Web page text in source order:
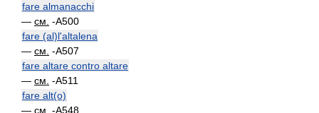
fare almanacchi
— см. -A500
fare (al)l'altalena
— см. -A507
fare altare contro altare
— см. -A511
fare alt(o)
— см. -A548